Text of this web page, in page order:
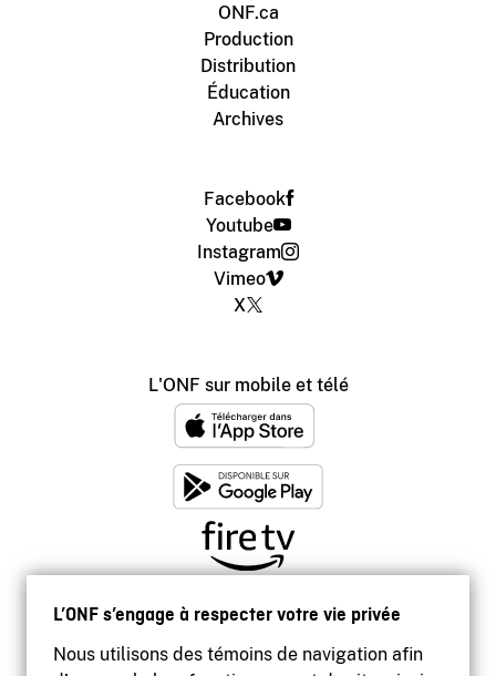
L’ONF s’engage à respecter votre vie privée
Nous utilisons des témoins de navigation afin
ONF.ca
Production
Distribution
Éducation
Archives
Facebook
Youtube
Instagram
Vimeo
X
L'ONF sur mobile et télé